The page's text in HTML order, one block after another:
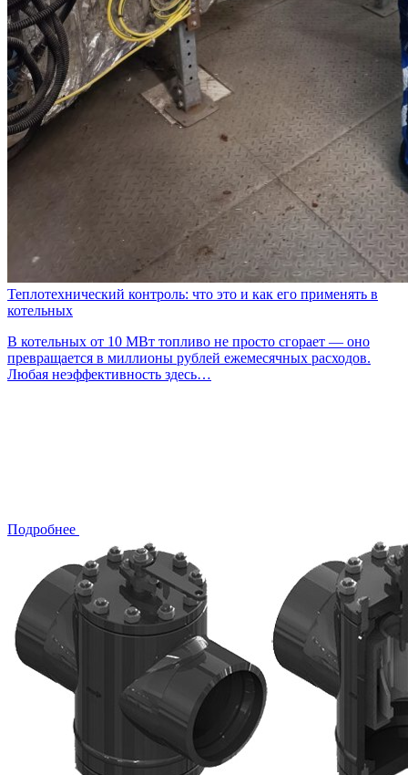
Теплотехнический контроль: что это и как его применять в
котельных
В котельных от 10 МВт топливо не просто сгорает — оно
превращается в миллионы рублей ежемесячных расходов.
Любая неэффективность здесь…
Подробнее